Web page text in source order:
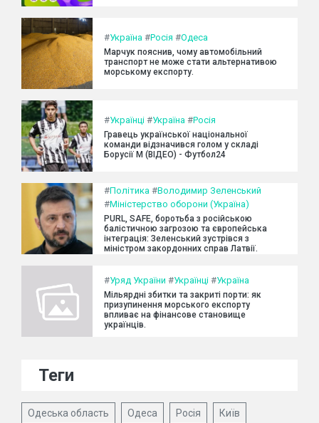
#Україна #Росія #Одеса
Марчук пояснив, чому автомобільний
транспорт не може стати альтернативою
морському експорту.
#Українці #Україна #Росія
Гравець української національної
команди відзначився голом у складі
Борусії М (ВІДЕО) - Футбол24
#Політика #Володимир Зеленський
#Міністерство оборони (Україна)
PURL, SAFE, боротьба з російською
балістичною загрозою та європейська
інтеграція: Зеленський зустрівся з
міністром закордонних справ Латвії.
#Уряд України #Українці #Україна
Мільярдні збитки та закриті порти: як
призупинення морського експорту
впливає на фінансове становище
українців.
Теги
Одеська область Одеса Росія Київ